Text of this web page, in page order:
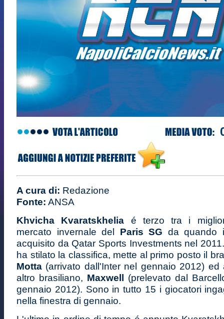
A cura di: Redazione
Fonte: ANSA
Khvicha Kvaratskhelia é terzo tra i
mercato invernale del Paris SG da quando
acquisito da Qatar Sports Investments nel
ha stilato la classifica, mette al primo posto il
Motta (arrivato dall'Inter nel gennaio 2012)
altro brasiliano, Maxwell (prelevato dal
gennaio 2012). Sono in tutto 15 i giocatori
nella finestra di gennaio.